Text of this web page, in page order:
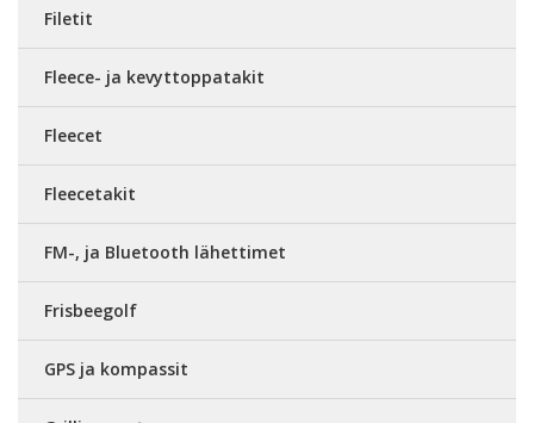
Filetit
Fleece- ja kevyttoppatakit
Fleecet
Fleecetakit
FM-, ja Bluetooth lähettimet
Frisbeegolf
GPS ja kompassit